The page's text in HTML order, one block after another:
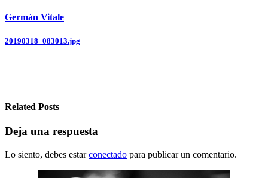
Germán Vitale
Navegación
20190318_083013.jpg
Related Posts
Deja una respuesta
Lo siento, debes estarconectado para publicar un comentario.